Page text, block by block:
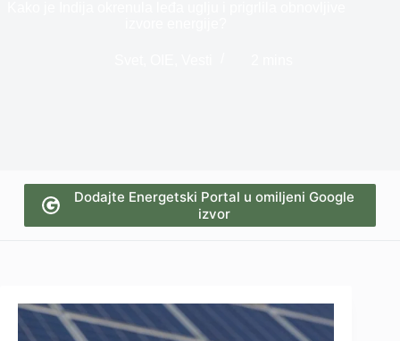
Dodajte Energetski Portal u omiljeni Google
izvor